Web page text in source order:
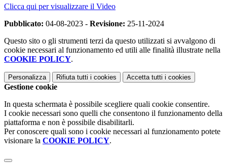
Clicca qui per visualizzare il Video
Pubblicato: 04-08-2023 - Revisione: 25-11-2024
Questo sito o gli strumenti terzi da questo utilizzati si avvalgono di
cookie necessari al funzionamento ed utili alle finalità illustrate nella
COOKIE POLICY.
Personalizza Rifiuta tutti i cookies Accetta tutti i cookies
Gestione cookie
In questa schermata è possibile scegliere quali cookie consentire.
I cookie necessari sono quelli che consentono il funzionamento della
piattaforma e non è possibile disabilitarli.
Per conoscere quali sono i cookie necessari al funzionamento potete
visionare la COOKIE POLICY.